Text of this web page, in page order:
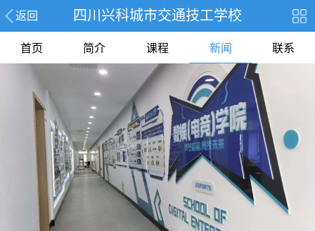
返回 四川兴科城市交通技工学校
首页 简介 课程 新闻 联系